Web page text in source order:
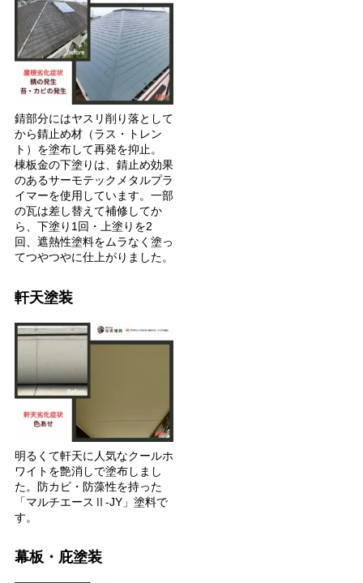
錆部分にはヤスリ削り落として
から錆止め材（ラス・トレン
ト）を塗布して再発を抑止。
棟板金の下塗りは、錆止め効果
のあるサーモテックメタルプラ
イマーを使用しています。一部
の瓦は差し替えて補修してか
ら、下塗り1回・上塗りを2
回、遮熱性塗料をムラなく塗っ
てつやつやに仕上がりました。
軒天塗装
明るくて軒天に人気なクールホ
ワイトを艶消しで塗布しまし
た。防カビ・防藻性を持った
「マルチエースⅡ-JY」塗料で
す。
幕板・庇塗装